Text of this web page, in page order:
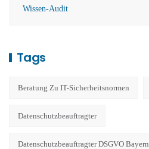
Wissen-Audit
Tags
Beratung Zu IT-Sicherheitsnormen
Datenschutzbeauftragter
Datenschutzbeauftragter DSGVO Bayern